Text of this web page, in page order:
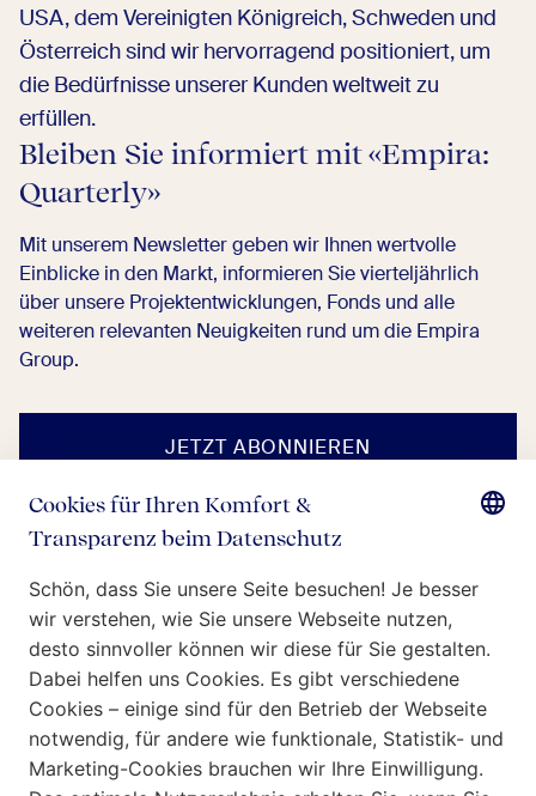
USA, dem Vereinigten Königreich, Schweden und
Österreich sind wir hervorragend positioniert, um
die Bedürfnisse unserer Kunden weltweit zu
erfüllen.
Bleiben Sie informiert mit «Empira:
Quarterly»
Mit unserem Newsletter geben wir Ihnen wertvolle
Einblicke in den Markt, informieren Sie vierteljährlich
über unsere Projektentwicklungen, Fonds und alle
weiteren relevanten Neuigkeiten rund um die Empira
Group.
JETZT ABONNIEREN
Wer wir sind
Was wir tun